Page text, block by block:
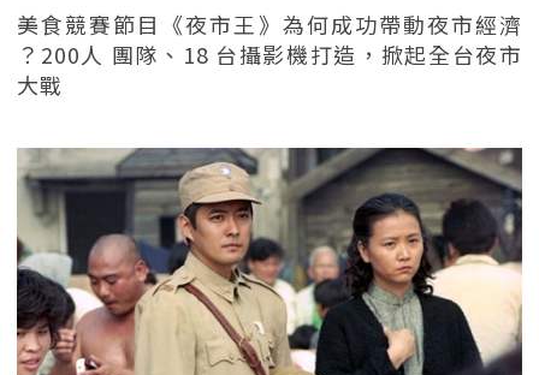
美食競賽節目《夜市王》為何成功帶動夜市經濟
？200人 團隊、18 台攝影機打造，掀起全台夜市
大戰